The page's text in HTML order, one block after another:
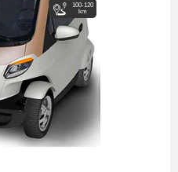
100-120
km